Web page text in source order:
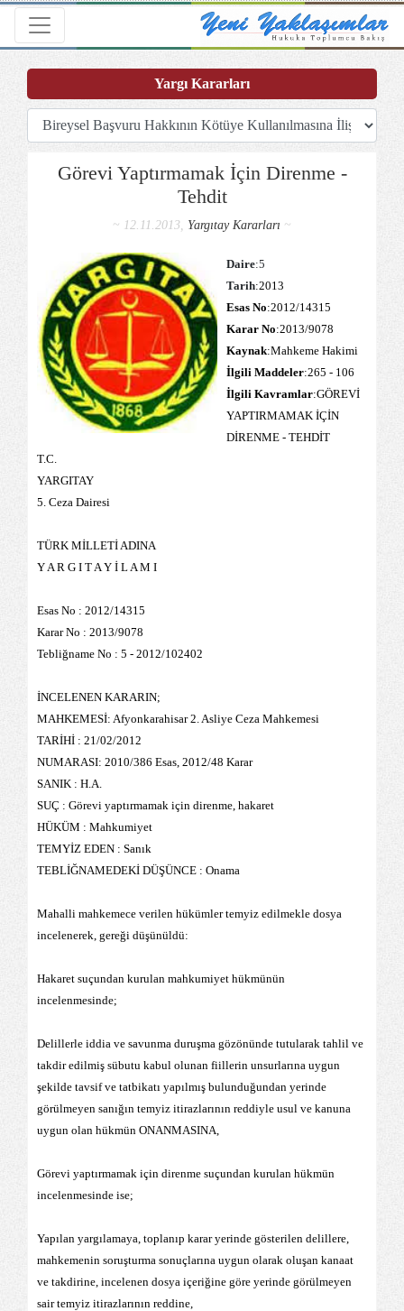
Toggle navigation
Görevi Yaptırmamak İçin Direnme -
Tehdit
~ 12.11.2013, Yargıtay Kararları ~
Daire:5
Tarih:2013
Esas No:2012/14315
Karar No:2013/9078
Kaynak:Mahkeme Hakimi
İlgili Maddeler:265 - 106
İlgili Kavramlar:GÖREVİ
YAPTIRMAMAK İÇİN
DİRENME - TEHDİT
T.C.
YARGITAY
5. Ceza Dairesi
TÜRK MİLLETİ ADINA
Y A R G I T A Y İ L A M I
Esas No : 2012/14315
Karar No : 2013/9078
Tebliğname No : 5 - 2012/102402
İNCELENEN KARARIN;
MAHKEMESİ: Afyonkarahisar 2. Asliye Ceza Mahkemesi
TARİHİ : 21/02/2012
NUMARASI: 2010/386 Esas, 2012/48 Karar
SANIK : H.A.
SUÇ : Görevi yaptırmamak için direnme, hakaret
HÜKÜM : Mahkumiyet
TEMYİZ EDEN : Sanık
TEBLİĞNAMEDEKİ DÜŞÜNCE : Onama
Mahalli mahkemece verilen hükümler temyiz edilmekle dosya
incelenerek, gereği düşünüldü:
Hakaret suçundan kurulan mahkumiyet hükmünün
incelenmesinde;
Delillerle iddia ve savunma duruşma gözönünde tutularak tahlil ve
takdir edilmiş sübutu kabul olunan fiillerin unsurlarına uygun
şekilde tavsif ve tatbikatı yapılmış bulunduğundan yerinde
görülmeyen sanığın temyiz itirazlarının reddiyle usul ve kanuna
uygun olan hükmün ONANMASINA,
Görevi yaptırmamak için direnme suçundan kurulan hükmün
incelenmesinde ise;
Yapılan yargılamaya, toplanıp karar yerinde gösterilen delillere,
mahkemenin soruşturma sonuçlarına uygun olarak oluşan kanaat
ve takdirine, incelenen dosya içeriğine göre yerinde görülmeyen
sair temyiz itirazlarının reddine,
Yargı Kararları